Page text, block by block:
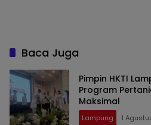
Baca Juga
Pimpin HKTI
Program
Maksimal
Lampung 1